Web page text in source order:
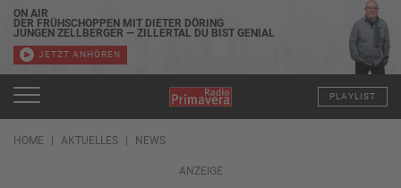
ON AIR
DER FRÜHSCHOPPEN MIT DIETER DÖRING
JUNGEN ZELLBERGER — ZILLERTAL DU BIST GENIAL
JETZT ANHÖREN
PLAYLIST
HOME AKTUELLES NEWS
ANZEIGE